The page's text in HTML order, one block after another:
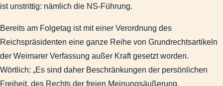
2005-05-02 - Berichterstattung zu den Maikrawallen.docx
Febr. 2010: Gedanken zum Wahrheitsgehalt der Propaganda
2006-11-09 - MAZ - Verfassungsschutz besteht seit 15
2012-08-00 - MAZ - Sonderbeilage Olympia, S. IV.docx
Juni 2011: Inländerfeindlichkeit - Blödelei auf Kosten
ist unstrittig: nämlich die NS-Führung.
Bereits am Folgetag ist mit einer Verordnung des
Reichspräsidenten eine ganze Reihe von Grundrechtsartikeln
der Weimarer Verfassung außer Kraft gesetzt worden.
Wörtlich: „Es sind daher Beschränkungen der persönlichen
Freiheit, des Rechts der freien Meinungsäußerung,